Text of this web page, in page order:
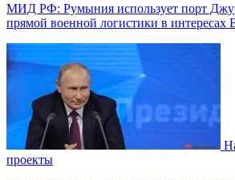
МИД РФ: Румыния использует порт
прямой военной логистики в
проекты